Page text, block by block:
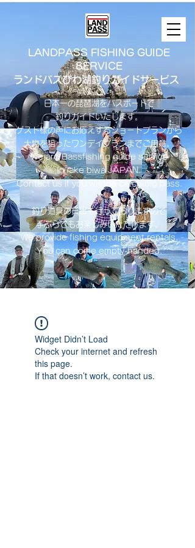
LANDPASS FISHING GUIDE
SERVICE
ランドパスびわ湖釣りガイドサービス
日本一の琵琶湖をバスボートで
釣りガイドいたします。
​ゲスト様の声にお応えするショートプランから
大物を狙ったワンデイプランまでご用意。
​We are Bassfishing guide service
in lake biwa ​JAPAN.
Contact us if you wanna catch big bass.
釣り道具の貸出も行っておりますので
手ぶらでもお楽しみいただけます。
We provide fishing equipment rentals.
You can come empty-handed.
Widget Didn’t Load
Check your internet and refresh
this page.
If that doesn’t work, contact us.